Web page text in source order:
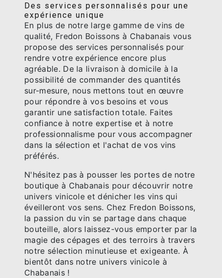
Des services personnalisés pour une
expérience unique
En plus de notre large gamme de vins de
qualité, Fredon Boissons à Chabanais vous
propose des services personnalisés pour
rendre votre expérience encore plus
agréable. De la livraison à domicile à la
possibilité de commander des quantités
sur-mesure, nous mettons tout en œuvre
pour répondre à vos besoins et vous
garantir une satisfaction totale. Faites
confiance à notre expertise et à notre
professionnalisme pour vous accompagner
dans la sélection et l'achat de vos vins
préférés.
N'hésitez pas à pousser les portes de notre
boutique à Chabanais pour découvrir notre
univers vinicole et dénicher les vins qui
éveilleront vos sens. Chez Fredon Boissons,
la passion du vin se partage dans chaque
bouteille, alors laissez-vous emporter par la
magie des cépages et des terroirs à travers
notre sélection minutieuse et exigeante. À
bientôt dans notre univers vinicole à
Chabanais !